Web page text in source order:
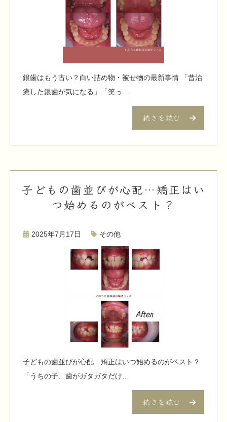
銀歯はもう古い？白い詰め物・被せ物の最新事情 「昔治
療した銀歯が気になる」「笑っ…
続きを読む
子どもの歯並びが心配…矯正はい
つ始めるのがベスト？
2025年7月17日 その他
子どもの歯並びが心配…矯正はいつ始めるのがベスト？
「うちの子、歯がガタガタだけ…
続きを読む